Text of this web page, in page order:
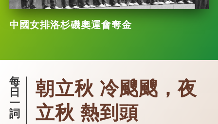
中國女排洛杉磯奧運會奪金
每
日
一
詞
朝立秋 冷颼颼，夜
立秋 熱到頭